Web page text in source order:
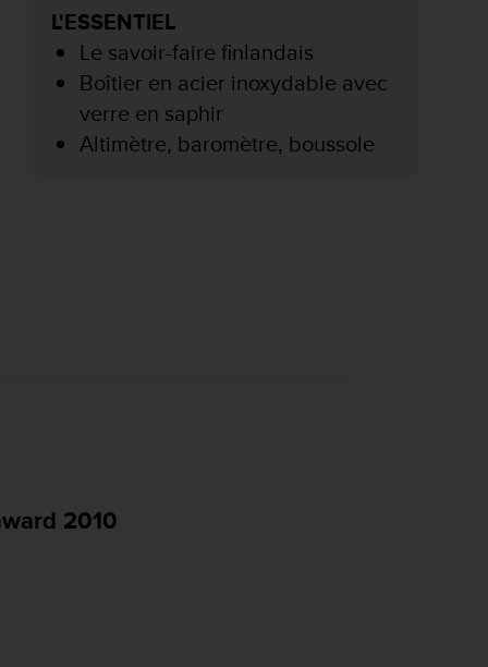
L'ESSENTIEL
Le savoir-faire finlandais
Boîtier en acier inoxydable avec
verre en saphir
Altimètre, baromètre, boussole
2010